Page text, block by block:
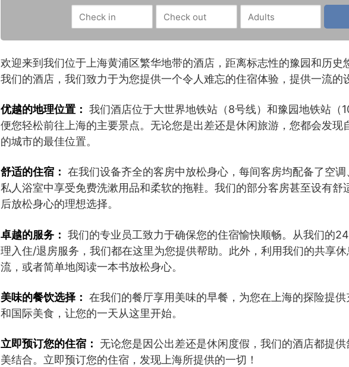
欢迎来到我们位于上海黄浦区繁华地带的酒店，距离标志性的豫园和历史
我们的酒店，我们致力于为您提供一个令人难忘的住宿体验，提供一流的
优越的地理位置： 我们酒店位于大世界地铁站（8号线）和豫园地铁站（
便您轻松前往上海的主要景点。无论您是出差还是休闲旅游，您都会发现
的城市的最佳位置。
舒适的住宿： 在我们设备齐全的客房中放松身心，每间客房均配备了空
私人浴室中享受免费洗漱用品和柔软的拖鞋。我们的部分客房甚至设有舒
后放松身心的理想选择。
卓越的服务： 我们的专业员工致力于确保您的住宿愉快顺畅。从我们的
理入住/退房服务，我们都在这里为您提供帮助。此外，利用我们的共享
流，或者简单地阅读一本书放松身心。
美味的餐饮选择： 在我们的餐厅享用美味的早餐，为您在上海的探险提
和国际美食，让您的一天从这里开始。
立即预订您的住宿：
无论您是因公出差还是休闲度假，我们的酒店都提
美结合。立即预订您的住宿，发现上海所提供的一切！